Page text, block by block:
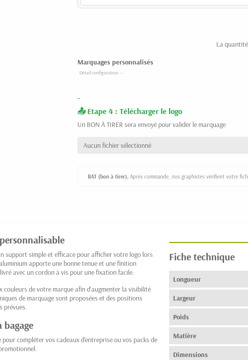
La
Marquages personnalisés
-
Etape 4 : Télécharger le logo
Un BON À TIRER sera envoyé pour valider le marquage
Aucun fichier sélectionné
BAT (bon à tirer). Après commande, nos graphistes vérifient votre
support simple et efficace pour afficher votre logo lors
apporte une bonne tenue et une finition
avec un cordon à vis pour une fixation facile.
de votre marque afin d'augmenter la visibilité
de marquage sont proposées et des positions
prévues.
compléter vos cadeaux d'entreprise ou vos packs de
Fiche technique
Longueur
Largeur
Poids
Matière
Dimensions